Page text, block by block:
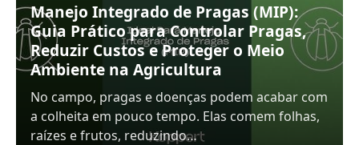
Manejo Integrado de Pragas (MIP):
Guia Prático para Controlar Pragas,
Reduzir Custos e Proteger o Meio
Ambiente na Agricultura
No campo, pragas e doenças podem acabar com
a colheita em pouco tempo. Elas comem folhas,
raízes e frutos, reduzindo…